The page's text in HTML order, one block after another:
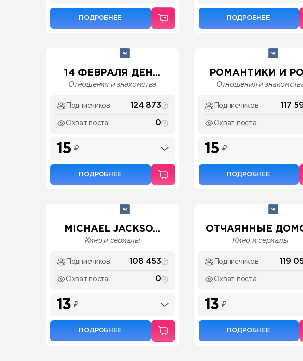
ПОДРОБНЕЕ ПОДРОБНЕЕ
14 ФЕВРАЛЯ ДЕН...
Отношения и знакомства
Подписчиков: 124 873
Охват поста: 0
15 ₽
ПОДРОБНЕЕ
РОМАНТИКИ И
Отношения и
Подписчиков: 117
Охват поста:
15 ₽
ПОДРОБНЕЕ
MICHAEL JACKSO...
Кино и сериалы
Подписчиков: 108 453
Охват поста: 0
13 ₽
ПОДРОБНЕЕ
ОТЧАЯННЫЕ
Кино и сериалы
Подписчиков: 119
Охват поста:
13 ₽
ПОДРОБНЕЕ